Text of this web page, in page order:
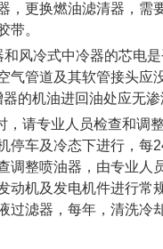
，更换燃油滤清器，需
带。
风冷式中冷器的芯电
气管道及其软管接头应
的机油进回油处应无渗
，请专业人员检查和调
停车及冷态下进行，每
调整喷油器，由专业人
动机及发电机件进行常
过滤器，每年，清洗冷